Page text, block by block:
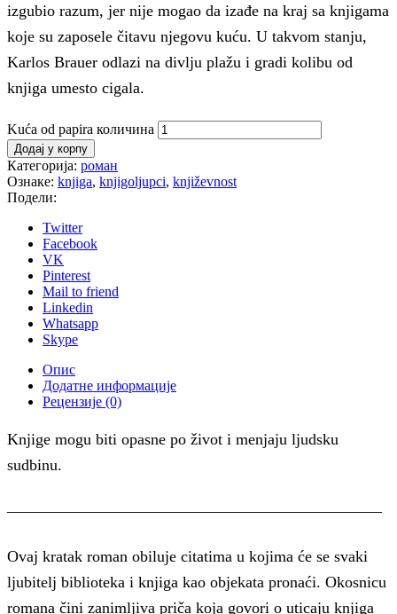
izgubio razum, jer nije mogao da izađe na kraj sa knjigama
koje su zaposele čitavu njegovu kuću. U takvom stanju,
Karlos Brauer odlazi na divlju plažu i gradi kolibu od
knjiga umesto cigala.
Kuća od papira количина
Додај у корпу
Категорија: роман
Ознаке: knjiga, knjigoljupci, književnost
Подели:
Twitter
Facebook
VK
Pinterest
Mail to friend
Linkedin
Whatsapp
Skype
Опис
Додатне информације
Рецензије (0)
Knjige mogu biti opasne po život i menjaju ljudsku
sudbinu.
———————————————————————–
Ovaj kratak roman obiluje citatima u kojima će se svaki
ljubitelj biblioteka i knjiga kao objekata pronaći. Okosnicu
romana čini zanimljiva priča koja govori o uticaju knjiga